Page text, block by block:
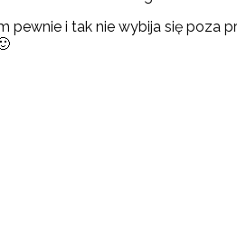
pewnie i tak nie wybija się poza